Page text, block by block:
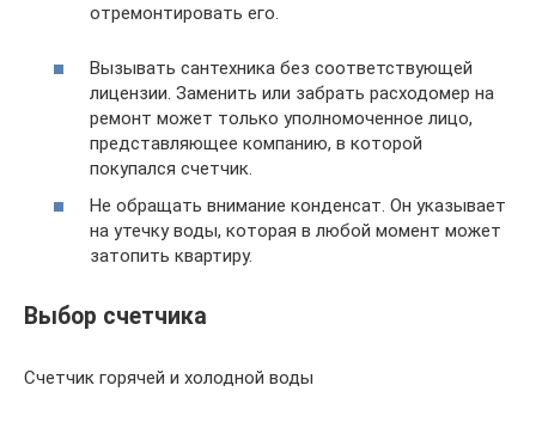
отремонтировать его.
Вызывать сантехника без соответствующей
лицензии. Заменить или забрать расходомер на
ремонт может только уполномоченное лицо,
представляющее компанию, в которой
покупался счетчик.
Не обращать внимание конденсат. Он указывает
на утечку воды, которая в любой момент может
затопить квартиру.
Выбор счетчика
Счетчик горячей и холодной воды